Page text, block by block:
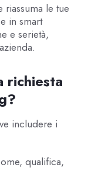
le tue
in smart
e serietà,
richiesta
includere i
qualifica,